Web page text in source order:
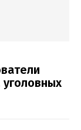
уголовных